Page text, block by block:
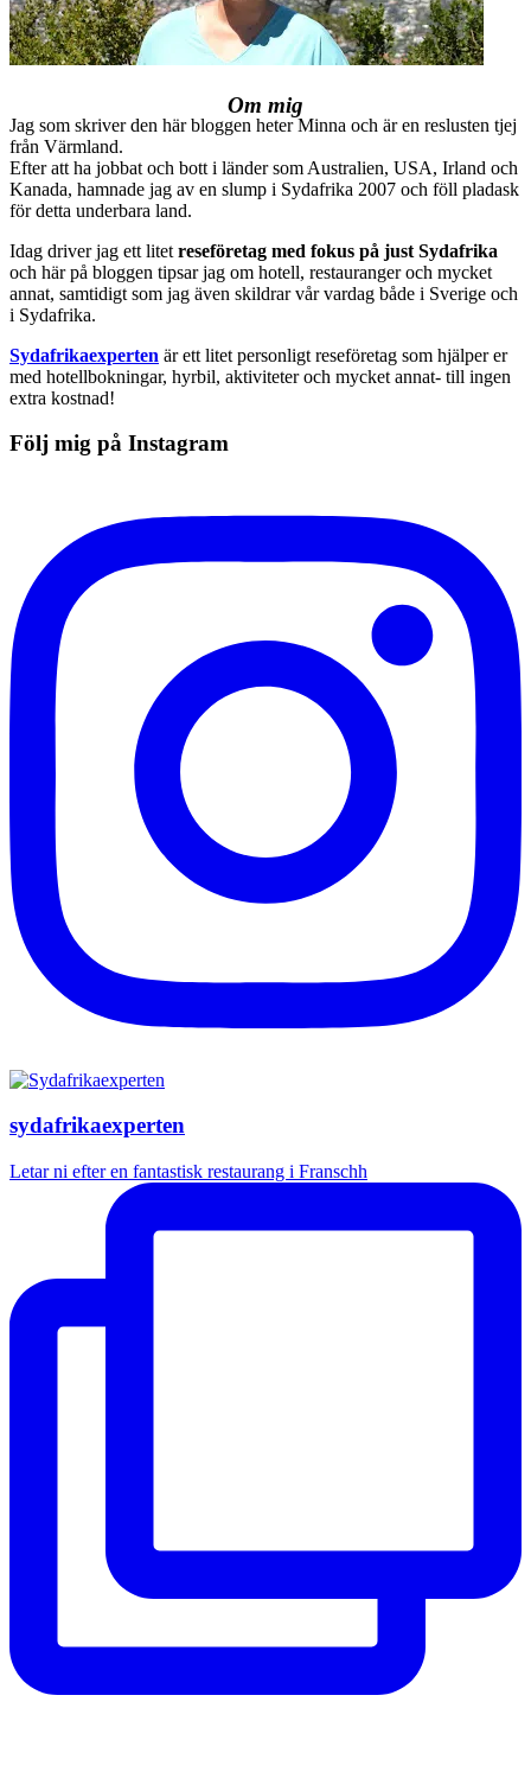
Om mig
Jag som skriver den här bloggen heter Minna och är en reslusten tjej
från Värmland.
Efter att ha jobbat och bott i länder som Australien, USA, Irland och
Kanada, hamnade jag av en slump i Sydafrika 2007 och föll pladask
för detta underbara land.
Idag driver jag ett litet reseföretag med fokus på just Sydafrika
och här på bloggen tipsar jag om hotell, restauranger och mycket
annat, samtidigt som jag även skildrar vår vardag både i Sverige och
i Sydafrika.
Sydafrikaexperten är ett litet personligt reseföretag som hjälper er
med hotellbokningar, hyrbil, aktiviteter och mycket annat- till ingen
extra kostnad!
Följ mig på Instagram
sydafrikaexperten
Letar ni efter en fantastisk restaurang i Franschh